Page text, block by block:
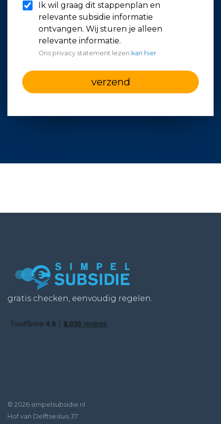
Ik wil graag dit stappenplan en
relevante subsidie informatie
ontvangen. Wij sturen je alleen
relevante informatie.
Ons privacy statement lezen kan hier
verzend
gratis checken, eenvoudig regelen.
© 2026 simpelsubsidie.nl
Hof van Delftsesluis 37